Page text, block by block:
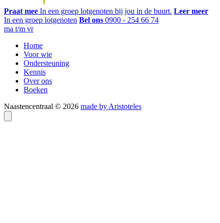
Praat mee In een groep lotgenoten bij jou in de buurt. Leer meer
In een groep lotgenoten Bel ons 0900 - 254 66 74
ma t/m vr
Home
Voor wie
Ondersteuning
Kennis
Over ons
Boeken
Naastencentraal © 2026 made by Aristoteles